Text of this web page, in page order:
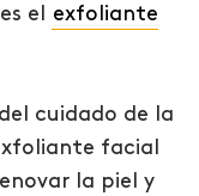
el exfoliante
cuidado de la
facial
la piel y